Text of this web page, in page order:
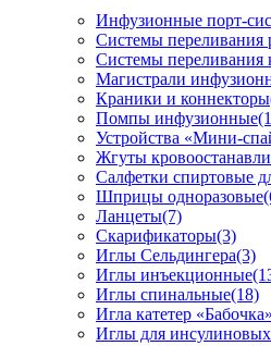
Инфузионные порт-
Системы переливания
Системы переливания
Магистрали
Краники и коннекторы
Помпы инфузионные
Устройства «Мини-
Жгуты
Салфетки спиртовые
Шприцы одноразовые
Ланцеты(7)
Скарификаторы(3)
Иглы Сельдингера(3)
Иглы инъекционные
Иглы спинальные(18)
Игла катетер «Бабочка»
Иглы для